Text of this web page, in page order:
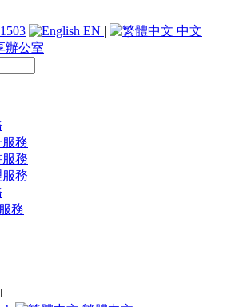
EN | 中文
務
務
務
務